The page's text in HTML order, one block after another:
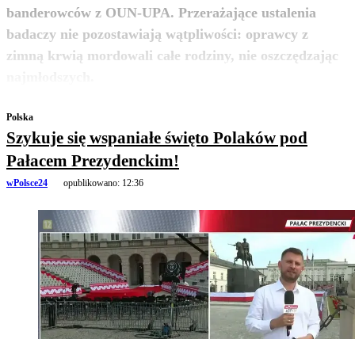
banderowców z OUN-UPA. Przerażające ustalenia
badaczy nie pozostawiają wątpliwości: oprawcy z
zimną krwią mordowali całe rodziny, nie oszczędzając
zobacz więcej
Polska
Szykuje się wspaniałe święto Polaków pod
Pałacem Prezydenckim!
wPolsce24 opublikowano: 12:36